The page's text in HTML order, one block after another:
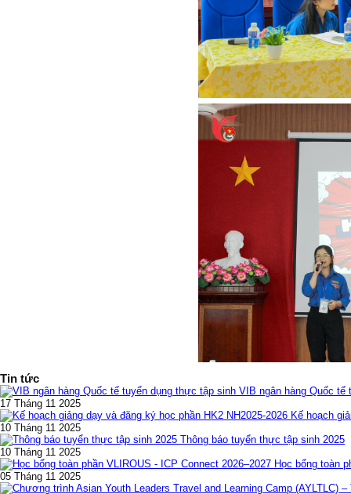
Tin tức
VIB ngân hàng Quốc tế
17 Tháng 11 2025
Kế hoạch
10 Tháng 11 2025
Thông báo tuyển thực tập sinh 2025
10 Tháng 11 2025
Học bổng toàn
05 Tháng 11 2025